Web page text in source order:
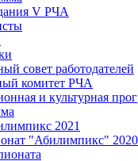
V РЧА
совет работодателей
комитет РЧА
и культурная
2021
"Абилимпикс"